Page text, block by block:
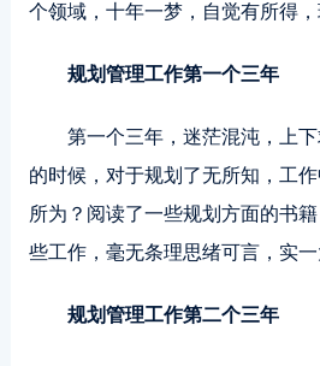
个领域，十年一梦，自觉有所得
规划管理工作第一个三年
第一个三年，迷茫混沌，上
的时候，对于规划了无所知，工
所为？阅读了一些规划方面的书
些工作，毫无条理思绪可言，实一
规划管理工作第二个三年